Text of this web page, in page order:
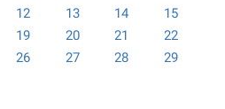
12 13 14
15
19 20 21
22
26 27 28
29